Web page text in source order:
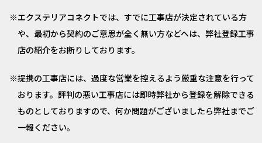
エクステリアコネクトでは、すでに工事店が決定されている方
や、最初から契約のご意思が全く無い方などへは、弊社登録工事
店の紹介をお断りしております。
提携の工事店には、過度な営業を控えるよう厳重な注意を行って
おります。評判の悪い工事店には即時弊社から登録を解除できる
ものとしておりますので、何か問題がございましたら弊社までご
一報ください。